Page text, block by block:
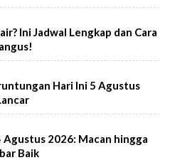
Ini Jadwal Lengkap dan Cara
Hari Ini 5 Agustus
2026: Macan hingga
Baik